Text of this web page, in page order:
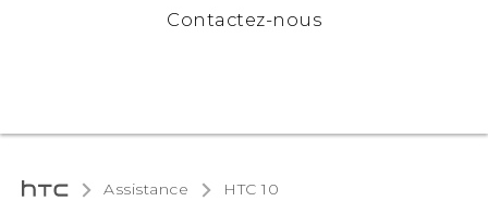
Contactez-nous
Assistance HTC 10‎